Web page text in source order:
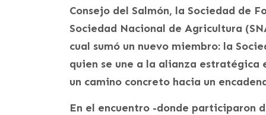
Consejo del Salmón, la Sociedad de
Sociedad Nacional de Agricultura
cual sumó un nuevo miembro: la
quien se une a la alianza
un camino concreto hacia un
En el encuentro -donde participaron